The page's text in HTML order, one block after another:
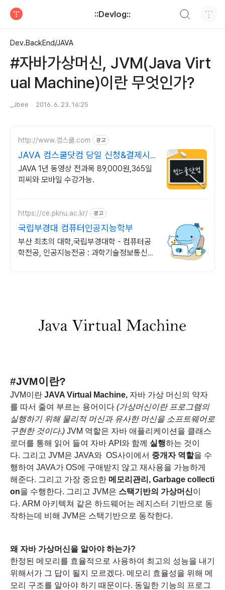
::Devlog::
Dev.BackEnd/JAVA
#자바가상머신, JVM(Java Virt
ual Machine)이란 무엇인가?
_Jbee 2016. 6. 23. 16:25
http://www.컴스쿨.com 광고
JAVA 컴스쿨닷컴 당일 신청&결제시
기프티콘!
JAVA 1년 동영상 전과목 89,000원,365일
피씨와 모바일 수강가능.
https://ce.pknu.ac.kr/ 광고
국립부경대 컴퓨터인공지능학부
부산 최초의 대학,국립부경대학 - 컴퓨터공
학전공, 인공지능전공 : 과학기술정보통신부
#JVM이란?
JVM이란 JAVA Virtual Machine, 자바 가상 머신의 약자
를 따서 줄여 부르는 용어이다 (가상머신이란 프로그램의
실행하기 위해 물리적 머신과 유사한 머신을 소프트웨어로
구현한 것이다.) JVM 역할은 자바 애플리케이션을 클래스
로더를 통해 읽어 들여 자바 API와 함께 실행하는 것이
다. 그리고 JVM은 JAVA와 OS사이에서 중개자 역할을 수
행하여 JAVA가 OS에 구애받지 않고 재사용을 가능하게
해준다. 그리고 가장 중요한 메모리관리, Garbage collecti
on을 수행한다. 그리고 JVM은 스택기반의 가상머신이
다. ARM 아키텍쳐 같은 하드웨어는 레지스터 기반으로 동
작하는데 비해 JVM은 스택기반으로 동작한다.
왜 자바 가상머신을 알아야 하는가?
한정된 메모리를 효율적으로 사용하여 최고의 성능을 내기
위해서가 그 답이 될지 모르겠다. 메모리 효율성을 위해 메
모리 구조를 알아야 하기 때문이다. 동일한 기능의 프로그